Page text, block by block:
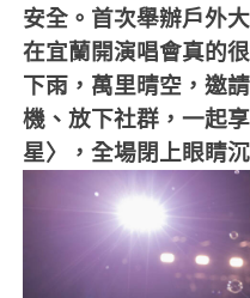
安全。首次舉辦戶外
在宜蘭開演唱會真的
下雨，萬里晴空，邀請
機、放下社群，一起
星〉，全場閉上眼睛